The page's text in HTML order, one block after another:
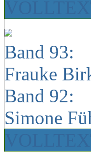
Band 93:
Frauke
Band 92:
Simone